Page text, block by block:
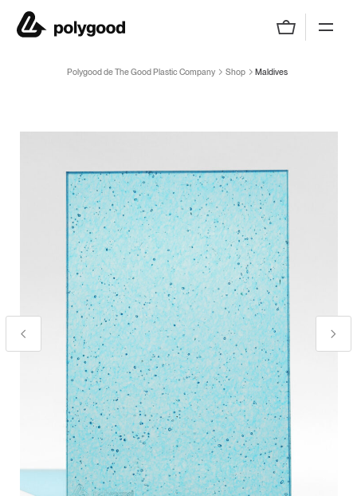
Polygood de The Good Plastic Company
Polygood de The Good Plastic Company Shop Maldives